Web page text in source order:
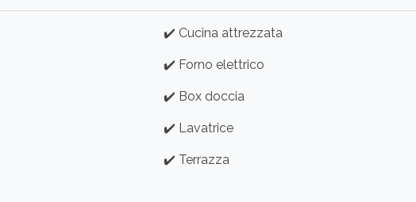
✔️ Cucina attrezzata
✔️ Forno elettrico
✔️ Box doccia
✔️ Lavatrice
✔️ Terrazza